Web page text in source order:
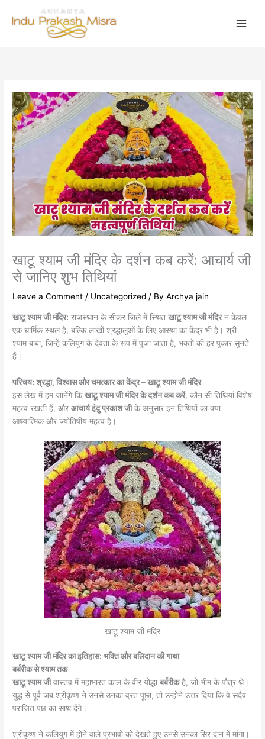
खाटू श्याम जी मंदिर के दर्शन कब करें: आचार्य जी
से जानिए शुभ तिथियां
Leave a Comment / Uncategorized / ByArchya jain
खाटू श्याम जी मंदिर: राजस्थान के सीकर जिले में स्थितखाटू श्याम जी मंदिरन केवल
एक धार्मिक स्थल है, बल्कि लाखों श्रद्धालुओं के लिए आस्था का केंद्र भी है। श्री
श्याम बाबा, जिन्हें कलियुग के देवता के रूप में पूजा जाता है, भक्तों की हर पुकार सुनते
हैं।
परिचय: श्रद्धा, विश्वास और चमत्कार का केंद्र – खाटू श्याम जी मंदिर
इस लेख में हम जानेंगे किखाटू श्याम जी मंदिर के दर्शन कब करें, कौन सी तिथियां विशेष
महत्व रखती हैं, औरआचार्य इंदु प्रकाशजीके अनुसार इन तिथियों का क्या
आध्यात्मिक और ज्योतिषीय महत्व है।
खाटू श्याम जी मंदिर
खाटू श्याम जी मंदिर का इतिहास: भक्ति और बलिदान की गाथा
बर्बरीक से श्याम तक
खाटू श्याम जीवास्तव में महाभारत काल के वीर योद्धाबर्बरीकहैं, जो भीम के पौत्र थे।
युद्ध से पूर्व जब श्रीकृष्ण ने उनसे उनका व्रत पूछा, तो उन्होंने उत्तर दिया कि वे सदैव
पराजित पक्ष का साथ देंगे।
श्रीकृष्ण ने कलियुग में होने वाले प्रभावों को देखते हुए उनसे उनका सिर दान में मांगा।